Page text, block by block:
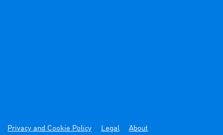
Privacy and Cookie Policy Legal About